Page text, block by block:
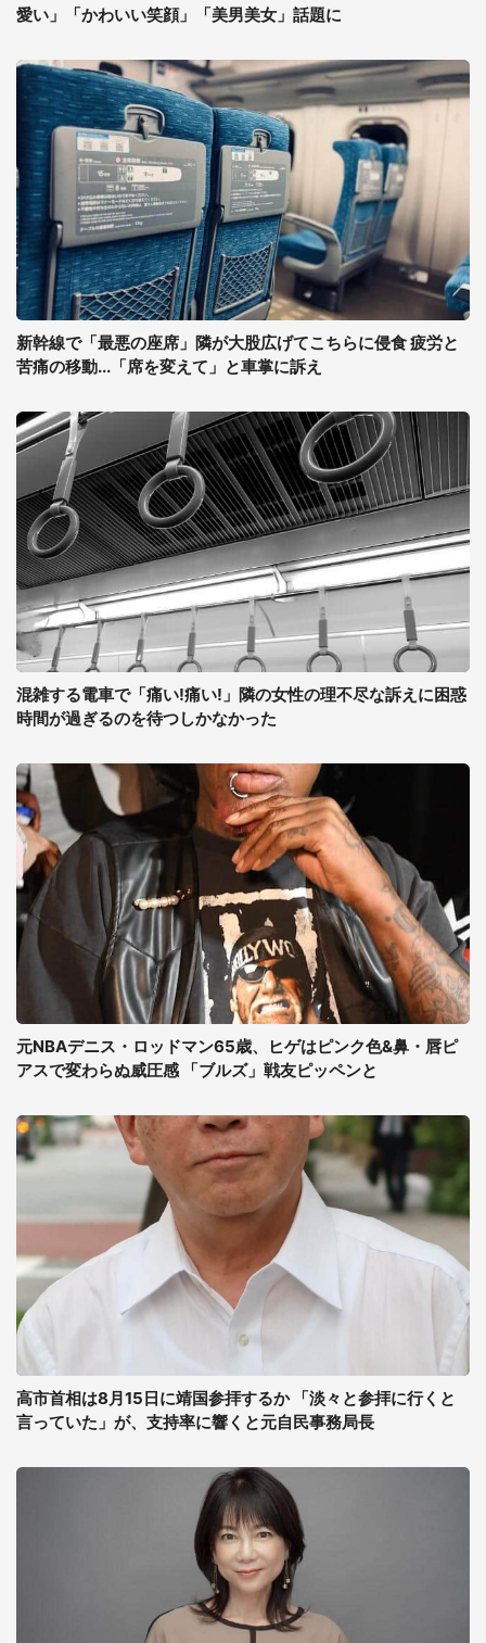
愛い」「かわいい笑顔」「美男美女」話題に
新幹線で「最悪の座席」隣が大股広げてこちらに侵食 疲労と
苦痛の移動...「席を変えて」と車掌に訴え
混雑する電車で「痛い!痛い!」隣の女性の理不尽な訴えに困惑
時間が過ぎるのを待つしかなかった
元NBAデニス・ロッドマン65歳、ヒゲはピンク色&鼻・唇ピ
アスで変わらぬ威圧感 「ブルズ」戦友ピッペンと
高市首相は8月15日に靖国参拝するか 「淡々と参拝に行くと
言っていた」が、支持率に響くと元自民事務局長